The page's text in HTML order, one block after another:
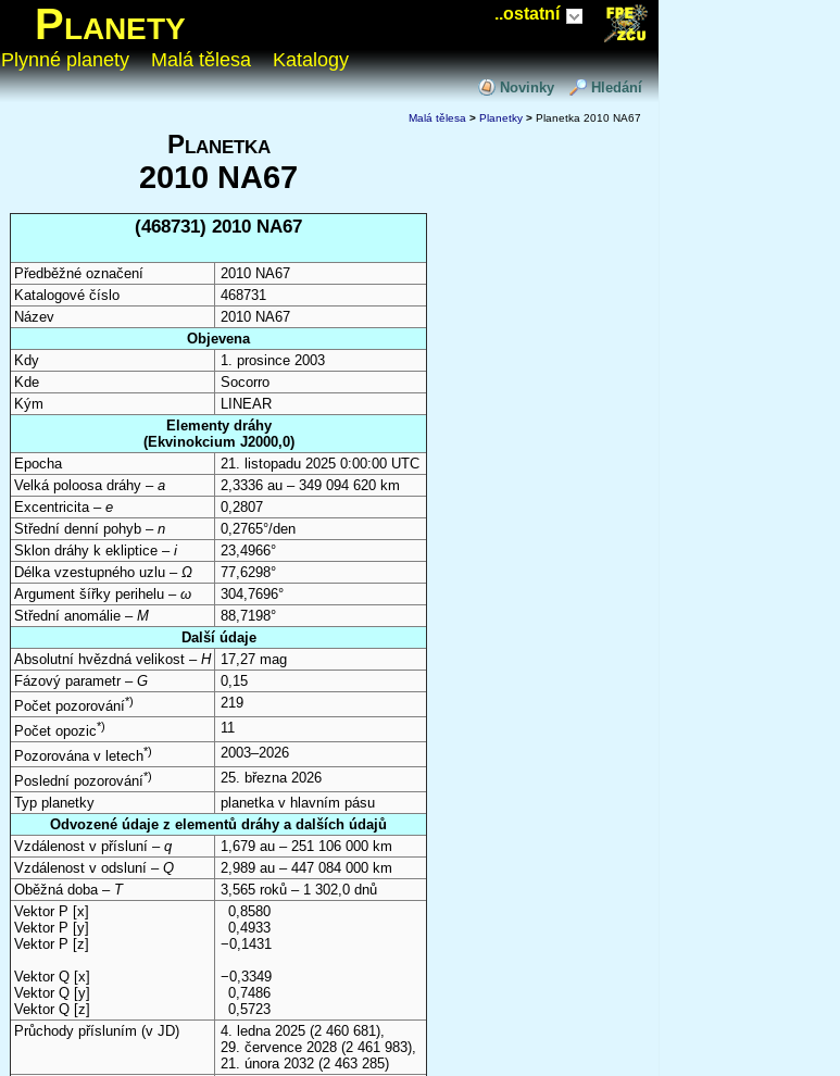
..ostatní
Planety
Plynné planety Malá tělesa Katalogy
Novinky Hledání
Malá tělesa > Planetky > Planetka 2010 NA67
Planetka
2010 NA67
(468731) 2010 NA67
Předběžné označení
2010 NA67
Katalogové číslo
468731
Název
2010 NA67
Objevena
Kdy
1. prosince 2003
Kde
Socorro
Kým
LINEAR
Elementy dráhy
(Ekvinokcium J2000,0)
Epocha
21. listopadu 2025 0:00:00 UTC
Velká poloosa dráhy – a
2,3336 au – 349 094 620 km
Excentricita – e
0,2807
Střední denní pohyb – n
0,2765°/den
Sklon dráhy k ekliptice – i
23,4966°
Délka vzestupného uzlu – Ω
77,6298°
Argument šířky perihelu – ω
304,7696°
Střední anomálie – M
88,7198°
Další údaje
Absolutní hvězdná velikost – H
17,27 mag
Fázový parametr – G
0,15
Počet pozorování*)
219
Počet opozic*)
11
Pozorována v letech*)
2003–2026
Poslední pozorování*)
25. března 2026
Typ planetky
planetka v hlavním pásu
Odvozené údaje z elementů dráhy a dalších údajů
Vzdálenost v přísluní – q
1,679 au – 251 106 000 km
Vzdálenost v odsluní – Q
2,989 au – 447 084 000 km
Oběžná doba – T
3,565 roků – 1 302,0 dnů
Vektor P [x]
Vektor P [y]
Vektor P [z]
Vektor Q [x]
Vektor Q [y]
Vektor Q [z]
0,8580
0,4933
−0,1431
−0,3349
0,7486
0,5723
Průchody přísluním (v JD) 4. ledna 2025 (2 460 681),
29. července 2028 (2 461 983),
21. února 2032 (2 463 285)